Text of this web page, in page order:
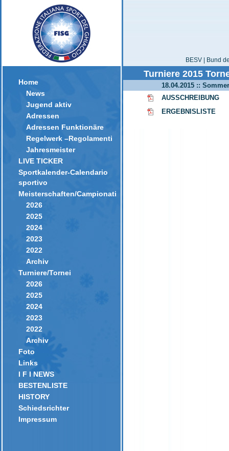
Home
News
Jugend aktiv
Adressen
Adressen Funktionäre
Regelwerk –Regolamenti
Jahresmeister
LIVE TICKER
Sportkalender-Calendario
sportivo
Meisterschaften/Campionati
2026
2025
2024
2023
2022
Archiv
Turniere/Tornei
2026
2025
2024
2023
2022
Archiv
Foto
Links
I F I NEWS
BESTENLISTE
HISTORY
Schiedsrichter
Impressum
BESV | Bund
Turniere 2015
18.04.2015 ::
AUSSCHREIBUNG
ERGEBNISLISTE